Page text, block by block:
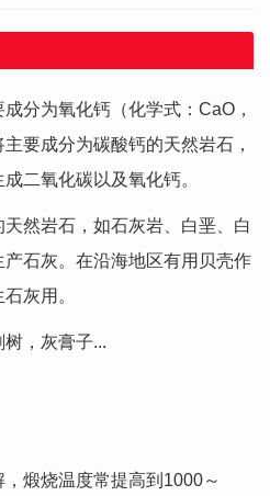
分为氧化钙（化学式：CaO，
要成分为碳酸钙的天然岩石，
二氧化碳以及氧化钙。
然岩石，如石灰岩、白垩、白
石灰。在沿海地区有用贝壳作
灰用。
，灰膏子...
煅烧温度常提高到1000～